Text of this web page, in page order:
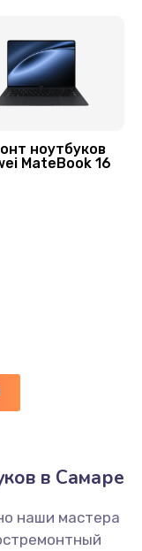
ноутбуков
MateBook 16
в Самаре
наши мастера